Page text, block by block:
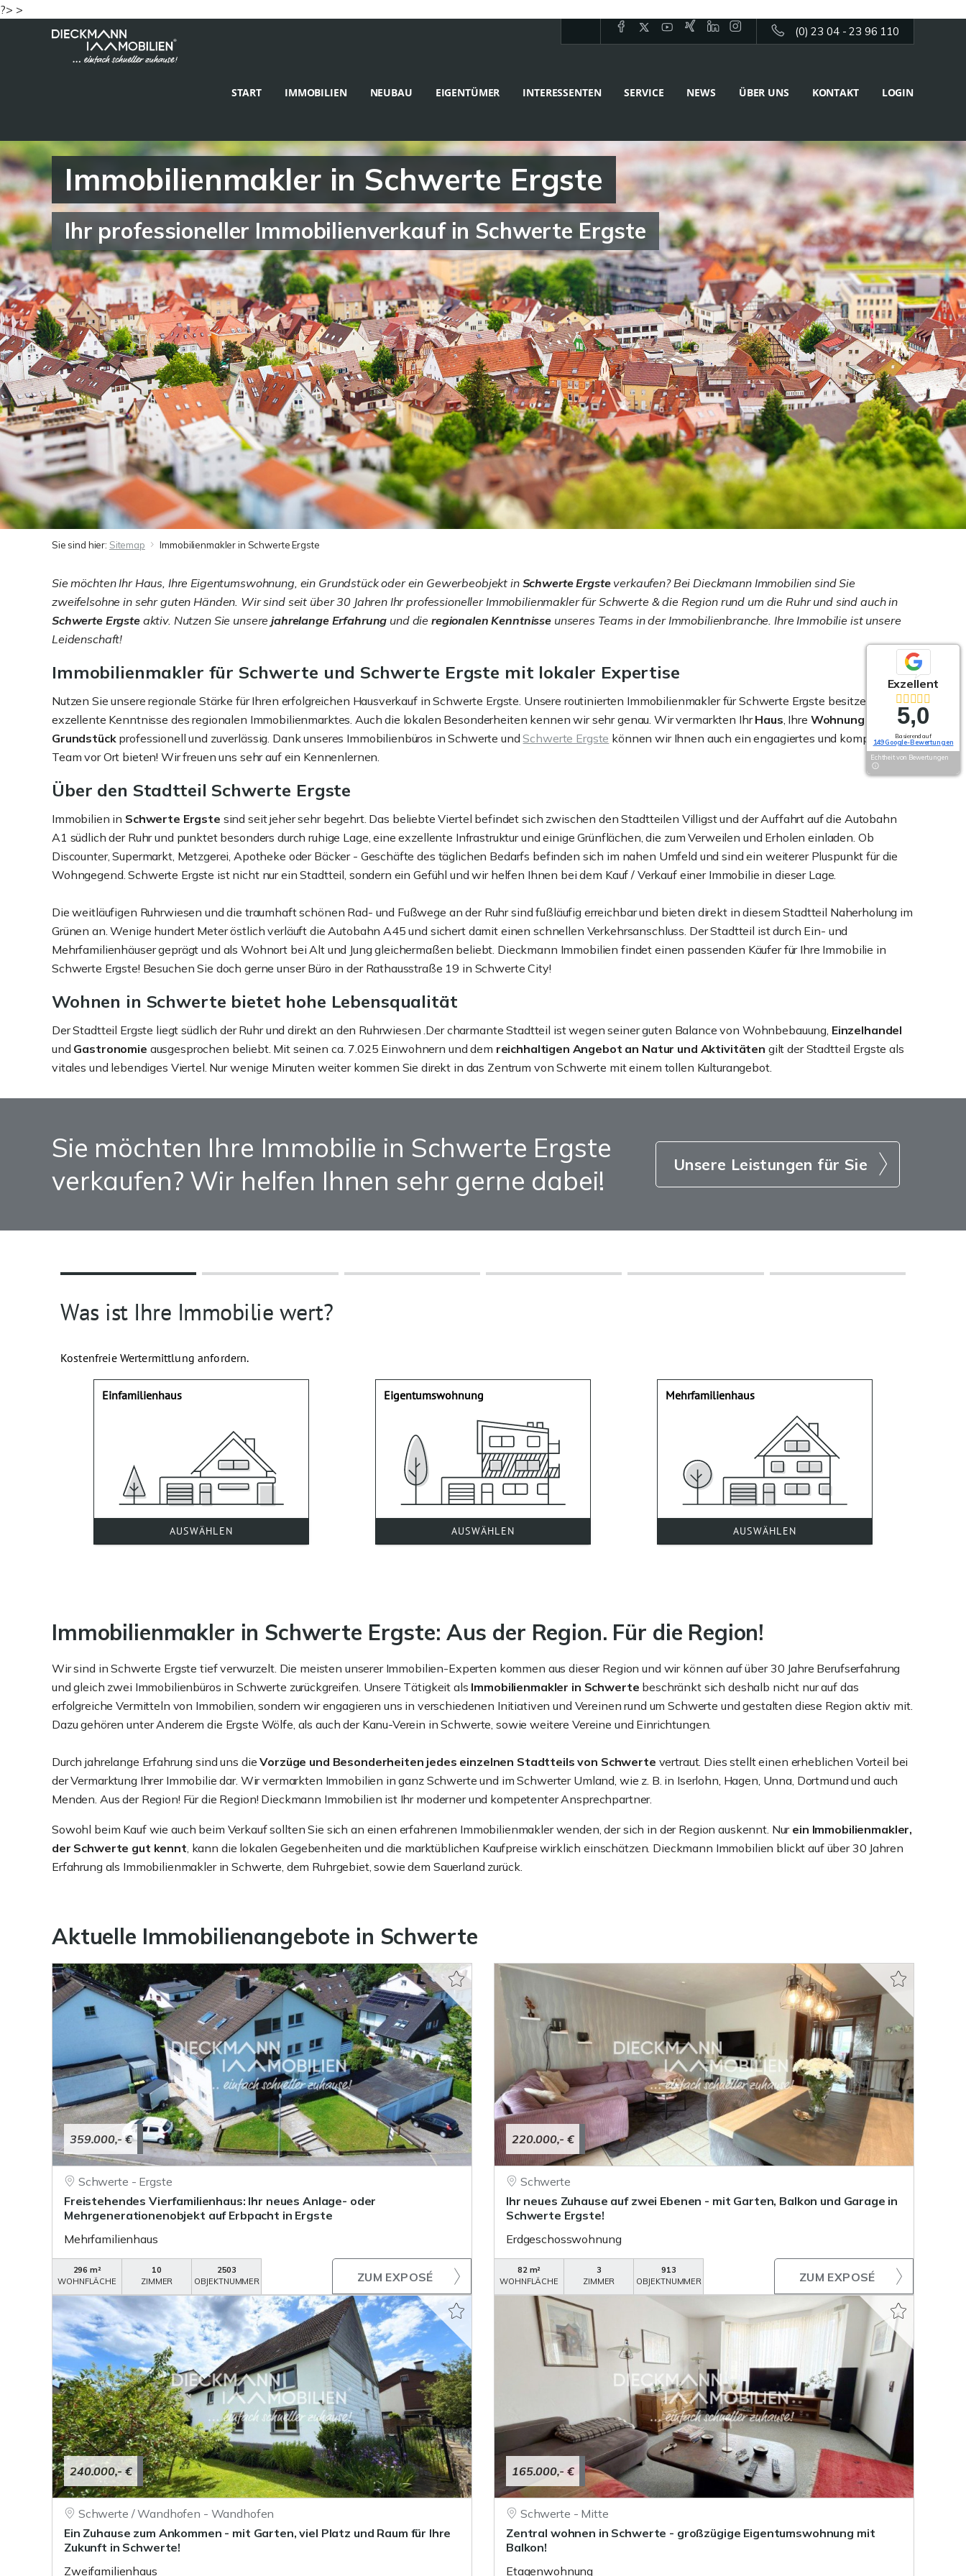
?> >
(0) 23 04 - 23 96 110
START IMMOBILIEN NEUBAU EIGENTÜMER INTERESSENTEN SERVICE NEWS ÜBER UNS KONTAKT LOGIN
Immobilienmakler in Schwerte Ergste
Ihr professioneller Immobilienverkauf in Schwerte Ergste
Sie sind hier: Sitemap Immobilienmakler in Schwerte Ergste
Sie möchten Ihr Haus, Ihre Eigentumswohnung, ein Grundstück oder ein Gewerbeobjekt in Schwerte Ergsteverkaufen? Bei Dieckmann Immobilien sind Sie
zweifelsohne in sehr guten Händen. Wir sind seit über 30 Jahren Ihr professioneller Immobilienmakler für Schwerte & die Region rund um die Ruhr und sind auch in
Schwerte Ergsteaktiv. Nutzen Sie unserejahrelange Erfahrung und die regionalen Kenntnisseunseres Teams in der Immobilienbranche. Ihre Immobilie ist unsere
Leidenschaft!
Immobilienmakler für Schwerte und Schwerte Ergste mit lokaler Expertise
Nutzen Sie unsere regionale Stärke für Ihren erfolgreichen Hausverkauf in Schwerte Ergste. Unsere routinierten Immobilienmakler für Schwerte Ergste besitzen
exzellente Kenntnisse des regionalen Immobilienmarktes. Auch die lokalen Besonderheiten kennen wir sehr genau. Wir vermarkten IhrHaus, Ihre Wohnung oder Ihr
Grundstück professionell und zuverlässig. Dank unseres Immobilienbüros in Schwerte undSchwerte Ergste können wir Ihnen auch ein engagiertes und kompetentes
Team vor Ort bieten! Wir freuen uns sehr auf ein Kennenlernen.
Über den Stadtteil Schwerte Ergste
Immobilien in Schwerte Ergste sind seit jeher sehr begehrt. Das beliebte Viertel befindet sich zwischen den Stadtteilen Villigst und der Auffahrt auf die Autobahn
A1 südlich der Ruhr und punktet besonders durch ruhige Lage, eine exzellente Infrastruktur und einige Grünflächen, die zum Verweilen und Erholen einladen. Ob
Discounter, Supermarkt, Metzgerei, Apotheke oder Bäcker - Geschäfte des täglichen Bedarfs befinden sich im nahen Umfeld und sind ein weiterer Pluspunkt für die
Wohngegend. Schwerte Ergste ist nicht nur ein Stadtteil, sondern ein Gefühl und wir helfen Ihnen bei dem Kauf / Verkauf einer Immobilie in dieser Lage.
Die weitläufigen Ruhrwiesen und die traumhaft schönen Rad- und Fußwege an der Ruhr sind fußläufig erreichbar und bieten direkt in diesem Stadtteil Naherholung im
Grünen an. Wenige hundert Meter östlich verläuft die Autobahn A45 und sichert damit einen schnellen Verkehrsanschluss. Der Stadtteil ist durch Ein- und
Mehrfamilienhäuser geprägt und als Wohnort bei Alt und Jung gleichermaßen beliebt. Dieckmann Immobilien findet einen passenden Käufer für Ihre Immobilie in
Schwerte Ergste! Besuchen Sie doch gerne unser Büro in der Rathausstraße 19 in Schwerte City!
Wohnen in Schwerte bietet hohe Lebensqualität
Der Stadtteil Ergste liegt südlich der Ruhr und direkt an den Ruhrwiesen .Der charmante Stadtteil ist wegen seiner guten Balance von Wohnbebauung, Einzelhandel
und Gastronomie ausgesprochen beliebt. Mit seinen ca. 7.025 Einwohnern und dem reichhaltigen Angebot an Natur und Aktivitäten gilt der Stadtteil Ergste als
vitales und lebendiges Viertel. Nur wenige Minuten weiter kommen Sie direkt in das Zentrum von Schwerte mit einem tollen Kulturangebot.
Sie möchten Ihre Immobilie in Schwerte Ergste
verkaufen? Wir helfen Ihnen sehr gerne dabei!
Unsere Leistungen für Sie
Immobilienmakler in Schwerte Ergste: Aus der Region. Für die Region!
Wir sind in Schwerte Ergste tief verwurzelt. Die meisten unserer Immobilien-Experten kommen aus dieser Region und wir können auf über 30 Jahre Berufserfahrung
und gleich zwei Immobilienbüros in Schwerte zurückgreifen. Unsere Tätigkeit als Immobilienmakler in Schwerte beschränkt sich deshalb nicht nur auf das
erfolgreiche Vermitteln von Immobilien, sondern wir engagieren uns in verschiedenen Initiativen und Vereinen rund um Schwerte und gestalten diese Region aktiv mit.
Dazu gehören unter Anderem die Ergste Wölfe, als auch der Kanu-Verein in Schwerte, sowie weitere Vereine und Einrichtungen.
Durch jahrelange Erfahrung sind uns dieVorzüge und Besonderheiten jedes einzelnen Stadtteils von Schwerte vertraut. Dies stellt einen erheblichen Vorteil bei
der Vermarktung Ihrer Immobilie dar. Wir vermarkten Immobilien in ganz Schwerte und im Schwerter Umland, wie z. B. in Iserlohn, Hagen, Unna, Dortmund und auch
Menden. Aus der Region! Für die Region! Dieckmann Immobilien ist Ihr moderner und kompetenter Ansprechpartner.
Sowohl beim Kauf wie auch beim Verkauf sollten Sie sich an einen erfahrenen Immobilienmakler wenden, der sich in der Region auskennt. Nur ein Immobilienmakler,
der Schwerte gut kennt, kann die lokalen Gegebenheiten und die marktüblichen Kaufpreise wirklich einschätzen. Dieckmann Immobilien blickt auf über 30 Jahren
Erfahrung als Immobilienmakler in Schwerte, dem Ruhrgebiet, sowie dem Sauerland zurück.
Aktuelle Immobilienangebote in Schwerte
359.000,- €
Schwerte - Ergste
Freistehendes Vierfamilienhaus: Ihr neues Anlage- oder
Mehrgenerationenobjekt auf Erbpacht in Ergste
Mehrfamilienhaus
296 m²
WOHNFLÄCHE
10
ZIMMER
2503
OBJEKTNUMMER
ZUM EXPOSÉ
220.000,- €
Schwerte
Ihr neues Zuhause auf zwei Ebenen - mit Garten, Balkon und Garage in
Schwerte Ergste!
Erdgeschosswohnung
82 m²
WOHNFLÄCHE
3
ZIMMER
913
OBJEKTNUMMER
ZUM EXPOSÉ
240.000,- €
Schwerte / Wandhofen - Wandhofen
Ein Zuhause zum Ankommen - mit Garten, viel Platz und Raum für Ihre
Zukunft in Schwerte!
Zweifamilienhaus
165.000,- €
Schwerte - Mitte
Zentral wohnen in Schwerte - großzügige Eigentumswohnung mit
Balkon!
Etagenwohnung
Exzellent
5,0
Basierend auf
149 Google-Bewertungen
Echtheit von Bewertungen
Exzellent
5,0
Basierend auf
149 Google-Bewertungen
Echtheit von Bewertungen